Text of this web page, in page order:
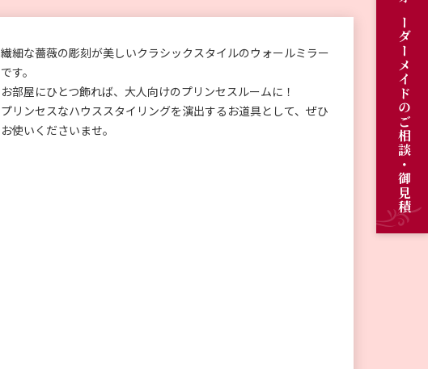
オーダーメイドのご相談・御見積
繊細な薔薇の彫刻が美しいクラシックスタイルのウォールミラー
です。
お部屋にひとつ飾れば、大人向けのプリンセスルームに！
プリンセスなハウススタイリングを演出するお道具として、ぜひ
お使いくださいませ。